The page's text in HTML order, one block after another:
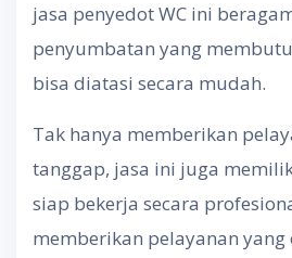
jasa penyedot WC ini
penyumbatan yang
bisa diatasi secara mudah.
Tak hanya memberikan
tanggap, jasa ini juga
siap bekerja secara
memberikan pelayanan